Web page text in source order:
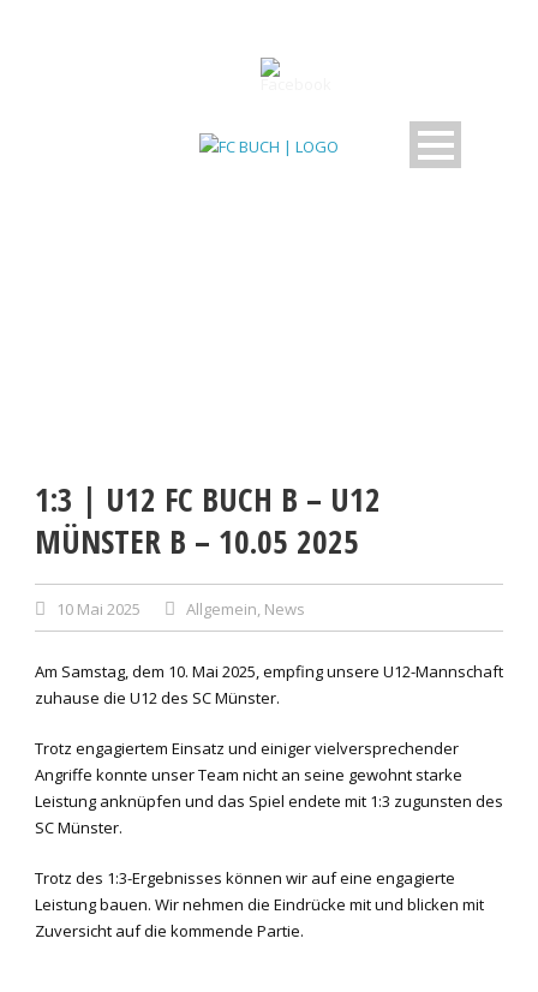
1:3 | U12 FC BUCH B – U12
MÜNSTER B – 10.05 2025
10 Mai 2025 Allgemein News
Am Samstag, dem 10. Mai 2025, empfing unsere U12-Mannschaft
zuhause die U12 des SC Münster.
Trotz engagiertem Einsatz und einiger vielversprechender
Angriffe konnte unser Team nicht an seine gewohnt starke
Leistung anknüpfen und das Spiel endete mit 1:3 zugunsten des
SC Münster.
Trotz des 1:3-Ergebnisses können wir auf eine engagierte
Leistung bauen. Wir nehmen die Eindrücke mit und blicken mit
Zuversicht auf die kommende Partie.